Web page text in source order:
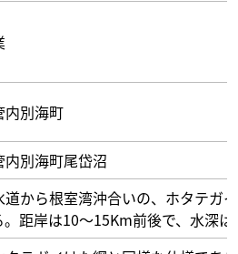
内別海町
別海町尾岱沼
道から根室湾沖合いの、ホタテガ
。距岸は10～15Km前後で、水深